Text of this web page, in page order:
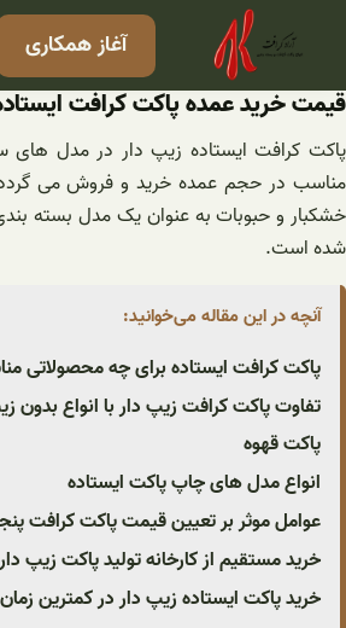
آغاز همکاری
قیمت خرید عمده پاکت کرافت
پاکت کرافت ایستاده زیپ دار در مدل های
مناسب در حجم عمده خرید و فروش می گردد
خشکبار و حبوبات به عنوان یک مدل بسته
شده است.
آنچه در این مقاله می‌خوانید:
پاکت کرافت ایستاده برای چه محصولاتی
تفاوت پاکت کرافت زیپ دار با انواع بدون
پاکت قهوه
انواع مدل های چاپ پاکت ایستاده
عوامل موثر بر تعیین قیمت پاکت کرافت
خرید مستقیم از کارخانه تولید پاکت زیپ دار
خرید پاکت ایستاده زیپ دار در کمترین